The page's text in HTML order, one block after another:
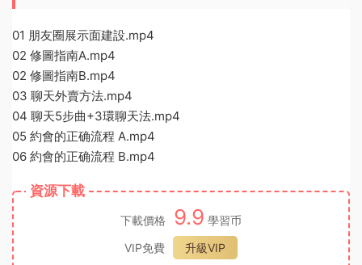
01 朋友圈展示面建設.mp4
02 修圖指南A.mp4
02 修圖指南B.mp4
03 聊天外賣方法.mp4
04 聊天5步曲+3環聊天法.mp4
05 約會的正确流程 A.mp4
06 約會的正确流程 B.mp4
資源下載
下載價格 9.9 學習币
VIP免費
升級VIP